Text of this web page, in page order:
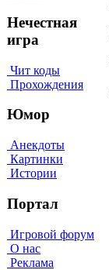
Нечестная
игра
Чит коды
Прохождения
Юмор
Анекдоты
Картинки
Истории
Портал
Игровой форум
О нас
Реклама